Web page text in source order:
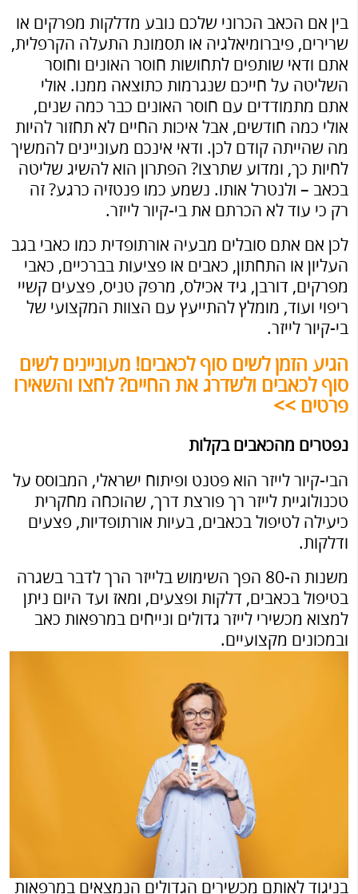
בין אם הכאב הכרוני שלכם נובע מדלקות מפרקים או
שרירים, פיברומיאלגיה או תסמונת התעלה הקרפלית,
אתם ודאי שותפים לתחושות חוסר האונים וחוסר
השליטה על חייכם שנגרמות כתוצאה ממנו. אולי
אתם מתמודדים עם חוסר האונים כבר כמה שנים,
אולי כמה חודשים, אבל איכות החיים לא תחזור להיות
מה שהייתה קודם לכן. ודאי אינכם מעוניינים להמשיך
לחיות כך, ומדוע שתרצו? הפתרון הוא להשיג שליטה
בכאב – ולנטרל אותו. נשמע כמו פנטזיה כרגע? זה
רק כי עוד לא הכרתם את בי-קיור לייזר.
לכן אם אתם סובלים מבעיה אורתופדית כמו כאבי בגב
העליון או התחתון, כאבים או פציעות בברכיים, כאבי
מפרקים, דורבן, גיד אכילס, מרפק טניס, פצעים קשיי
ריפוי ועוד, מומלץ להתייעץ עם הצוות המקצועי של
בי-קיור לייזר.
הגיע הזמן לשים סוף לכאבים! מעוניינים לשים
סוף לכאבים ולשדרג את החיים? לחצו והשאירו
פרטים >>
נפטרים מהכאבים בקלות
הבי-קיור לייזר הוא פטנט ופיתוח ישראלי, המבוסס על
טכנולוגיית לייזר רך פורצת דרך, שהוכחה מחקרית
כיעילה לטיפול בכאבים, בעיות אורתופדיות, פצעים
ודלקות.
משנות ה-80 הפך השימוש בלייזר הרך לדבר בשגרה
בטיפול בכאבים, דלקות ופצעים, ומאז ועד היום ניתן
למצוא מכשירי לייזר גדולים ונייחים במרפאות כאב
ובמכונים מקצועיים.
בניגוד לאותם מכשירים הגדולים הנמצאים במרפאות